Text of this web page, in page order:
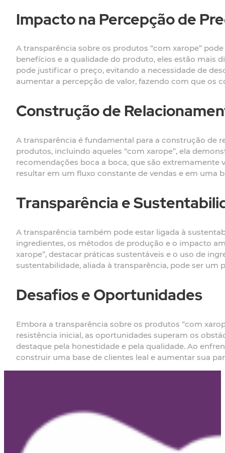
Impacto na Percepção de
A transparência sobre os produtos “com xarope”
benefícios e a qualidade do produto, eles estão mais
pode justificar o preço, evitando a necessidade de
aumentar a percepção de valor, fazendo com que
Construção de
A transparência é fundamental para a construção de
produtos, incluindo aqueles “com xarope”, ela
recomendações boca a boca, que são
resultar em um fluxo constante de vendas e em uma
Transparência e
A transparência também pode estar ligada à
ingredientes, os métodos de produção e o impacto
xarope”, destacar práticas sustentáveis e o uso de
sustentabilidade, aliada à transparência, pode ser um
Desafios e Oportunidades
Embora a transparência sobre os produtos “com
resistência inicial, as oportunidades superam os
destaque pela honestidade e pela qualidade. Ao
construir uma base de clientes leal e aumentar sua